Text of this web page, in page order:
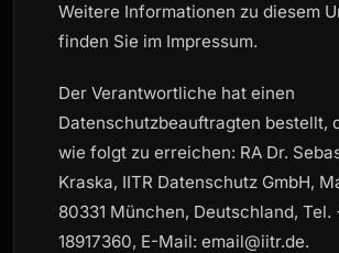
Weitere Informationen zu diesem
finden Sie im Impressum.
Der Verantwortliche hat einen
Datenschutzbeauftragten bestellt,
wie folgt zu erreichen: RA Dr.
Kraska, IITR Datenschutz GmbH,
80331 München, Deutschland, Tel.
18917360, E-Mail: email@iitr.de.